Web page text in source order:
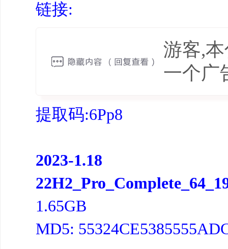
链接:
游客,
一个广
提取码:6Pp8
2023-1.18
1.65GB
MD5: